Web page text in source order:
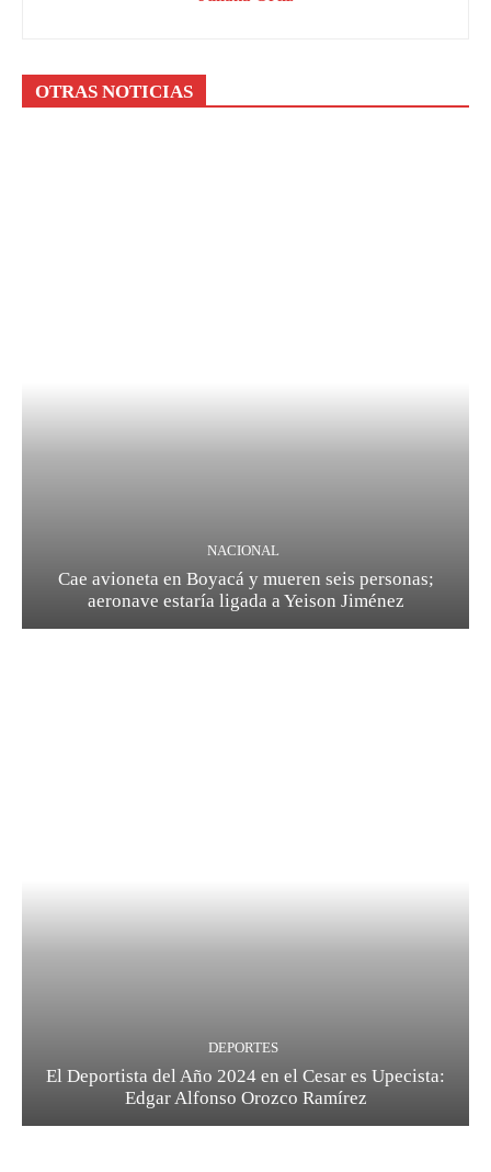
OTRAS NOTICIAS
NACIONAL
Cae avioneta en Boyacá y mueren seis personas;
aeronave estaría ligada a Yeison Jiménez
DEPORTES
El Deportista del Año 2024 en el Cesar es Upecista:
Edgar Alfonso Orozco Ramírez